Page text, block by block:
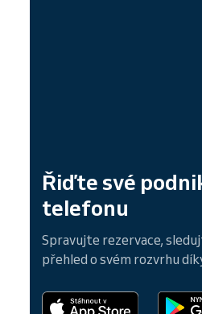
Řiďte své
telefonu
Spravujte rezervace,
přehled o svém rozvrhu